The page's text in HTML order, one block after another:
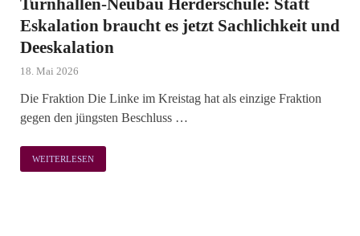
Turnhallen-Neubau Herderschule: Statt
Eskalation braucht es jetzt Sachlichkeit und
Deeskalation
18. Mai 2026
Die Fraktion Die Linke im Kreistag hat als einzige Fraktion
gegen den jüngsten Beschluss …
WEITERLESEN